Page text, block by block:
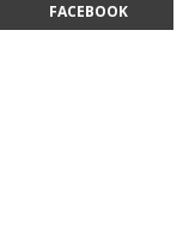
FACEBOOK